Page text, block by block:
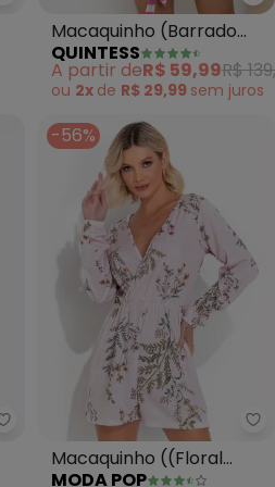
Macaquinho (Barrado
Rosa) com Decote V
QUINTESS
A partir deR$ 59,99R$
ou 2x de R$ 29,99 sem juros
Moda Pop - Macaquinho
-56%
Macaquinho ((Floral
MODA POP